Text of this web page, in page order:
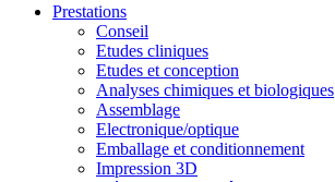
Prestations
Conseil
Etudes cliniques
Etudes et conception
Analyses chimiques et biologiques
Assemblage
Electronique/optique
Emballage et conditionnement
Impression 3D